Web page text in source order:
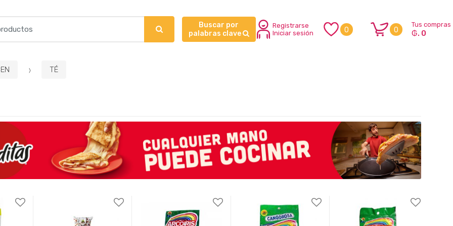
Buscar por
palabras clave
Registrarse
Iniciar sesión
0 0
Tus compras
₲. 0
TÉ